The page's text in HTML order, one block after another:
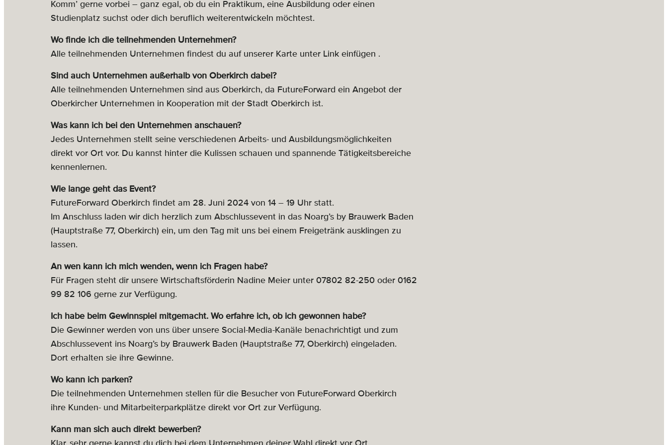
Komm’ gerne vorbei – ganz egal, ob du ein Praktikum, eine Ausbildung oder einen
Studienplatz suchst oder dich beruflich weiterentwickeln möchtest.
Wo finde ich die teilnehmenden Unternehmen?
Alle teilnehmenden Unternehmen findest du auf unserer Karte unter Link einfügen .
Sind auch Unternehmen außerhalb von Oberkirch dabei?
Alle teilnehmenden Unternehmen sind aus Oberkirch, da FutureForward ein Angebot der
Oberkircher Unternehmen in Kooperation mit der Stadt Oberkirch ist.
Was kann ich bei den Unternehmen anschauen?
Jedes Unternehmen stellt seine verschiedenen Arbeits- und Ausbildungsmöglichkeiten
direkt vor Ort vor. Du kannst hinter die Kulissen schauen und spannende Tätigkeitsbereiche
kennenlernen.
Wie lange geht das Event?
FutureForward Oberkirch findet am 28. Juni 2024 von 14 – 19 Uhr statt.
Im Anschluss laden wir dich herzlich zum Abschlussevent in das Noarg’s by Brauwerk Baden
(Hauptstraße 77, Oberkirch) ein, um den Tag mit uns bei einem Freigetränk ausklingen zu
lassen.
An wen kann ich mich wenden, wenn ich Fragen habe?
Für Fragen steht dir unsere Wirtschaftsförderin Nadine Meier unter 07802 82-250 oder 0162
99 82 106 gerne zur Verfügung.
Ich habe beim Gewinnspiel mitgemacht. Wo erfahre ich, ob ich gewonnen habe?
Die Gewinner werden von uns über unsere Social-Media-Kanäle benachrichtigt und zum
Abschlussevent ins Noarg’s by Brauwerk Baden (Hauptstraße 77, Oberkirch) eingeladen.
Dort erhalten sie ihre Gewinne.
Wo kann ich parken?
Die teilnehmenden Unternehmen stellen für die Besucher von FutureForward Oberkirch
ihre Kunden- und Mitarbeiterparkplätze direkt vor Ort zur Verfügung.
Kann man sich auch direkt bewerben?